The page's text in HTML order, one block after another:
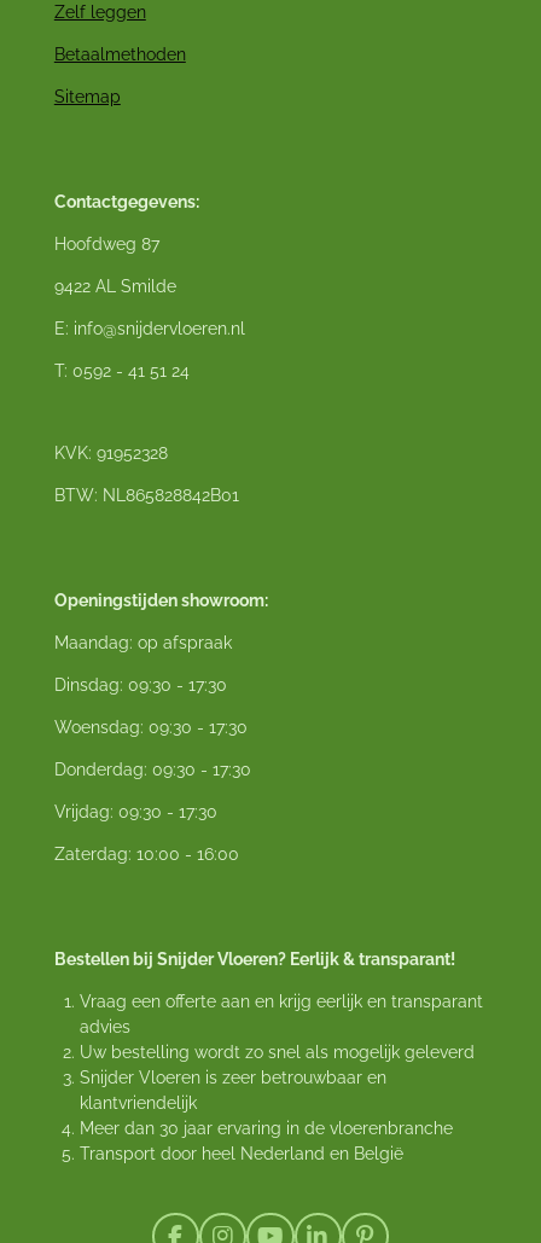
Zelf leggen
Betaalmethoden
Sitemap
Contactgegevens:
Hoofdweg 87
9422 AL Smilde
E: info@snijdervloeren.nl
T: 0592 - 41 51 24
KVK: 91952328
BTW: NL865828842B01
Openingstijden showroom:
Maandag: op afspraak
Dinsdag: 09:30 - 17:30
Woensdag: 09:30 - 17:30
Donderdag: 09:30 - 17:30
Vrijdag: 09:30 - 17:30
Zaterdag: 10:00 - 16:00
Bestellen bij Snijder Vloeren? Eerlijk & transparant!
Vraag een offerte aan en krijg eerlijk en transparant
advies
Uw bestelling wordt zo snel als mogelijk geleverd
Snijder Vloeren is zeer betrouwbaar en
klantvriendelijk
Meer dan 30 jaar ervaring in de vloerenbranche
Transport door heel Nederland en België